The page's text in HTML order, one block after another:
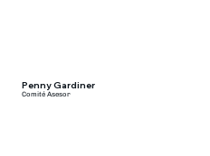
Penny Gardiner
Comité Asesor